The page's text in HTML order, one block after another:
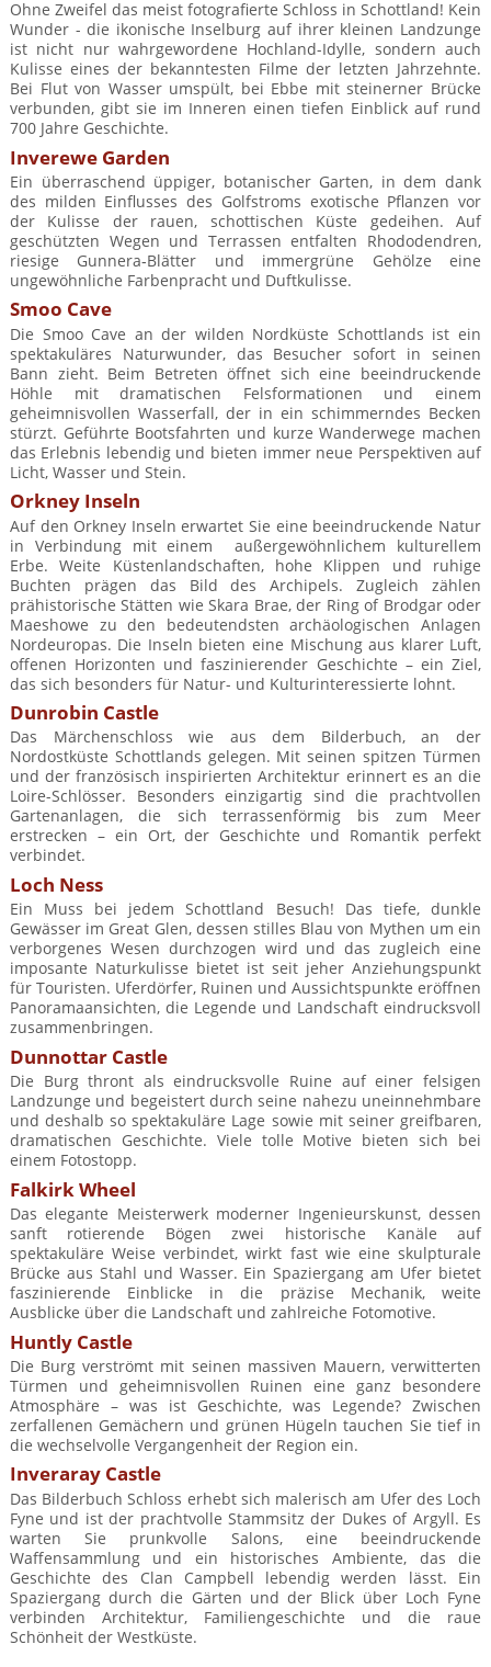
Ohne Zweifel das meist fotografierte Schloss in Schottland! Kein
Wunder - die ikonische Inselburg auf ihrer kleinen Landzunge
ist nicht nur wahrgewordene Hochland-Idylle, sondern auch
Kulisse eines der bekanntesten Filme der letzten Jahrzehnte.
Bei Flut von Wasser umspült, bei Ebbe mit steinerner Brücke
verbunden, gibt sie im Inneren einen tiefen Einblick auf rund
700 Jahre Geschichte.
Inverewe Garden
Ein überraschend üppiger, botanischer Garten, in dem dank
des milden Einflusses des Golfstroms exotische Pflanzen vor
der Kulisse der rauen, schottischen Küste gedeihen. Auf
geschützten Wegen und Terrassen entfalten Rhododendren,
riesige Gunnera‑Blätter und immergrüne Gehölze eine
ungewöhnliche Farbenpracht und Duftkulisse.
Smoo Cave
Die Smoo Cave an der wilden Nordküste Schottlands ist ein
spektakuläres Naturwunder, das Besucher sofort in seinen
Bann zieht. Beim Betreten öffnet sich eine beeindruckende
Höhle mit dramatischen Felsformationen und einem
geheimnisvollen Wasserfall, der in ein schimmerndes Becken
stürzt. Geführte Bootsfahrten und kurze Wanderwege machen
das Erlebnis lebendig und bieten immer neue Perspektiven auf
Licht, Wasser und Stein.
Orkney Inseln
Auf den Orkney Inseln erwartet Sie eine beeindruckende Natur
in Verbindung mit einem außergewöhnlichem kulturellem
Erbe. Weite Küstenlandschaften, hohe Klippen und ruhige
Buchten prägen das Bild des Archipels. Zugleich zählen
prähistorische Stätten wie Skara Brae, der Ring of Brodgar oder
Maeshowe zu den bedeutendsten archäologischen Anlagen
Nordeuropas. Die Inseln bieten eine Mischung aus klarer Luft,
offenen Horizonten und faszinierender Geschichte – ein Ziel,
das sich besonders für Natur- und Kulturinteressierte lohnt.
Dunrobin Castle
Das Märchenschloss wie aus dem Bilderbuch, an der
Nordostküste Schottlands gelegen. Mit seinen spitzen Türmen
und der französisch inspirierten Architektur erinnert es an die
Loire-Schlösser. Besonders einzigartig sind die prachtvollen
Gartenanlagen, die sich terrassenförmig bis zum Meer
erstrecken – ein Ort, der Geschichte und Romantik perfekt
verbindet.
Loch Ness
Ein Muss bei jedem Schottland Besuch! Das tiefe, dunkle
Gewässer im Great Glen, dessen stilles Blau von Mythen um ein
verborgenes Wesen durchzogen wird und das zugleich eine
imposante Naturkulisse bietet ist seit jeher Anziehungspunkt
für Touristen. Uferdörfer, Ruinen und Aussichtspunkte eröffnen
Panoramaansichten, die Legende und Landschaft eindrucksvoll
zusammenbringen.
Dunnottar Castle
Die Burg thront als eindrucksvolle Ruine auf einer felsigen
Landzunge und begeistert durch seine nahezu uneinnehmbare
und deshalb so spektakuläre Lage sowie mit seiner greifbaren,
dramatischen Geschichte. Viele tolle Motive bieten sich bei
einem Fotostopp.
Falkirk Wheel
Das elegante Meisterwerk moderner Ingenieurskunst, dessen
sanft rotierende Bögen zwei historische Kanäle auf
spektakuläre Weise verbindet, wirkt fast wie eine skulpturale
Brücke aus Stahl und Wasser. Ein Spaziergang am Ufer bietet
faszinierende Einblicke in die präzise Mechanik, weite
Ausblicke über die Landschaft und zahlreiche Fotomotive.
Huntly Castle
Die Burg verströmt mit seinen massiven Mauern, verwitterten
Türmen und geheimnisvollen Ruinen eine ganz besondere
Atmosphäre – was ist Geschichte, was Legende? Zwischen
zerfallenen Gemächern und grünen Hügeln tauchen Sie tief in
die wechselvolle Vergangenheit der Region ein.
Inveraray Castle
Das Bilderbuch Schloss erhebt sich malerisch am Ufer des Loch
Fyne und ist der prachtvolle Stammsitz der Dukes of Argyll. Es
warten Sie prunkvolle Salons, eine beeindruckende
Waffensammlung und ein historisches Ambiente, das die
Geschichte des Clan Campbell lebendig werden lässt. Ein
Spaziergang durch die Gärten und der Blick über Loch Fyne
verbinden Architektur, Familiengeschichte und die raue
Schönheit der Westküste.